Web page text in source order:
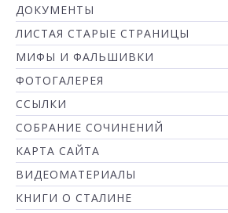
ДОКУМЕНТЫ
ЛИСТАЯ СТАРЫЕ СТРАНИЦЫ
МИФЫ И ФАЛЬШИВКИ
ФОТОГАЛЕРЕЯ
ССЫЛКИ
СОБРАНИЕ СОЧИНЕНИЙ
КАРТА САЙТА
ВИДЕОМАТЕРИАЛЫ
КНИГИ О СТАЛИНЕ